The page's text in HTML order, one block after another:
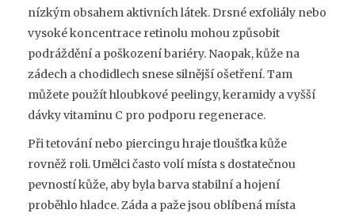
nízkým obsahem aktivních látek. Drsné exfoliály nebo
vysoké koncentrace retinolu mohou způsobit
podráždění a poškození bariéry. Naopak, kůže na
zádech a chodidlech snese silnější ošetření. Tam
můžete použít hloubkové peelingy, keramidy a vyšší
dávky vitaminu C pro podporu regenerace.
Při tetování nebo piercingu hraje tloušťka kůže
rovněž roli. Umělci často volí místa s dostatečnou
pevností kůže, aby byla barva stabilní a hojení
proběhlo hladce. Záda a paže jsou oblíbená místa